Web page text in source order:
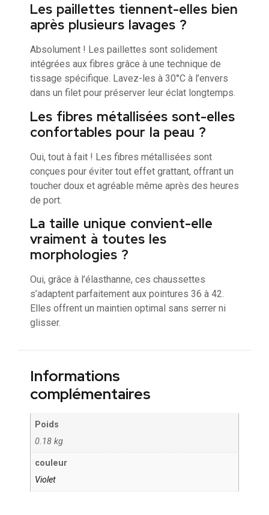
Les paillettes tiennent-elles bien
après plusieurs lavages ?
Absolument ! Les paillettes sont solidement
intégrées aux fibres grâce à une technique de
tissage spécifique. Lavez-les à 30°C à l’envers
dans un filet pour préserver leur éclat longtemps.
Les fibres métallisées sont-elles
confortables pour la peau ?
Oui, tout à fait ! Les fibres métallisées sont
conçues pour éviter tout effet grattant, offrant un
toucher doux et agréable même après des heures
de port.
La taille unique convient-elle
vraiment à toutes les
morphologies ?
Oui, grâce à l’élasthanne, ces chaussettes
s’adaptent parfaitement aux pointures 36 à 42.
Elles offrent un maintien optimal sans serrer ni
glisser.
Informations
complémentaires
Poids
0.18 kg
couleur
Violet